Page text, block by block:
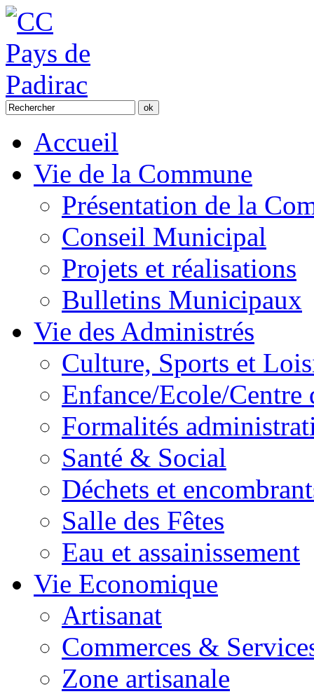
Accueil
Vie de la Commune
Présentation de la
Conseil Municipal
Projets et réalisations
Bulletins Municipaux
Vie des Administrés
Culture, Sports et
Enfance/Ecole/Centre
Formalités
Santé & Social
Déchets et
Salle des Fêtes
Eau et assainissement
Vie Economique
Artisanat
Commerces &
Zone artisanale